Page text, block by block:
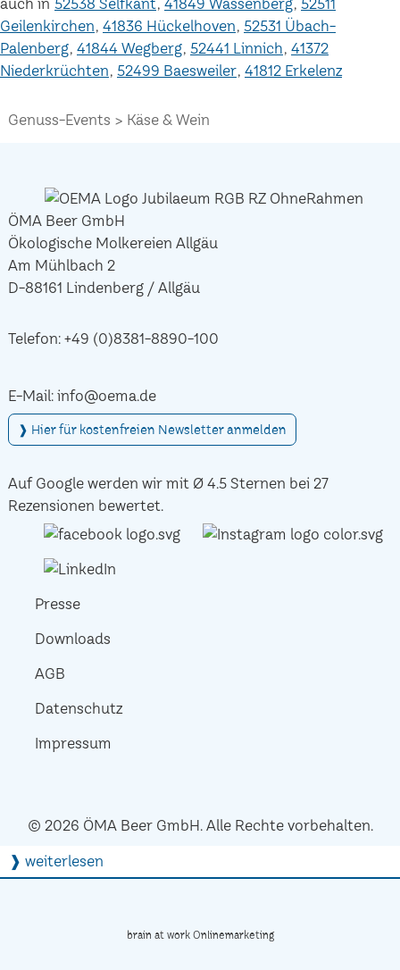
auch in 52538 Selfkant 41849 Wassenberg 52511
Geilenkirchen 41836 Hückelhoven 52531 Übach-
Palenberg 41844 Wegberg 52441 Linnich 41372
Niederkrüchten 52499 Baesweiler 41812 Erkelenz
Genuss-Events Käse & Wein
ÖMA Beer GmbH
Ökologische Molkereien Allgäu
Am Mühlbach 2
D-88161 Lindenberg / Allgäu
Telefon: +49 (0)8381-8890-100
E-Mail: info@oema.de
❱ Hier für kostenfreien Newsletter anmelden
Auf Google werden wir mit Ø 4.5 Sternen bei 27
Rezensionen bewertet.
Presse
Downloads
AGB
Datenschutz
Impressum
© 2026 ÖMA Beer GmbH. Alle Rechte vorbehalten.
❱ weiterlesen
brain at work Onlinemarketing